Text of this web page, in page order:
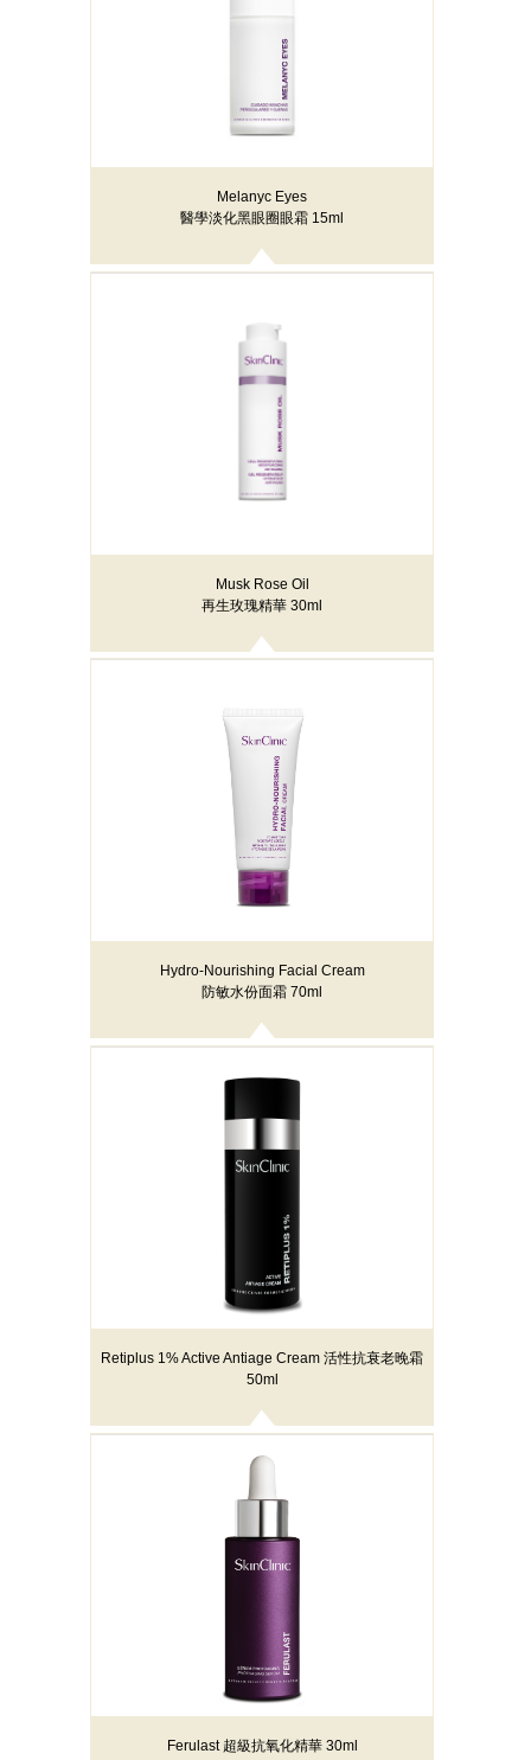
Melanyc Eyes
醫學淡化黑眼圈眼霜 15ml
Musk Rose Oil
再生玫瑰精華 30ml
Hydro-Nourishing Facial Cream
防敏水份面霜 70ml
Retiplus 1% Active Antiage Cream 活性抗衰老晚霜
50ml
Ferulast 超級抗氧化精華 30ml